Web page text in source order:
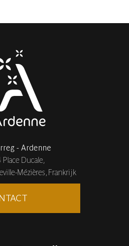
- Ardenne
Place Ducale,
Mézières, Frankrijk